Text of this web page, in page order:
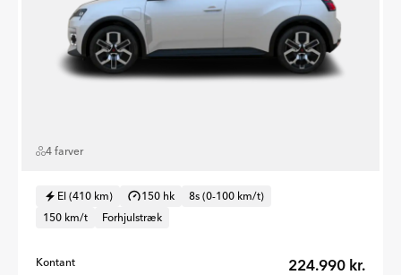
4 farver
El (410 km) 150 hk
8s (0-100 km/t)
150 km/t
Forhjulstræk
Kontant 224.990 kr.